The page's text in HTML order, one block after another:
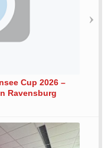
Cup 2026 –
Ravensburg